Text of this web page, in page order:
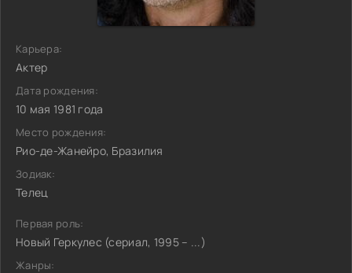
Карьера:
Актер
Дата рождения:
10 мая 1981 года
Место рождения:
Рио-де-Жанейро, Бразилия
Зодиак:
Телец
Первая роль:
Новый Геркулес (сериал, 1995 – ...)
Жанры: